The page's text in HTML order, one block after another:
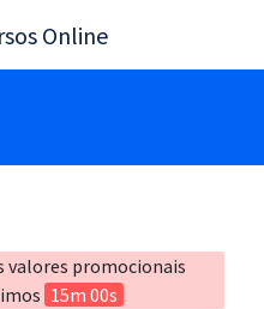
valores promocionais
15m 00s